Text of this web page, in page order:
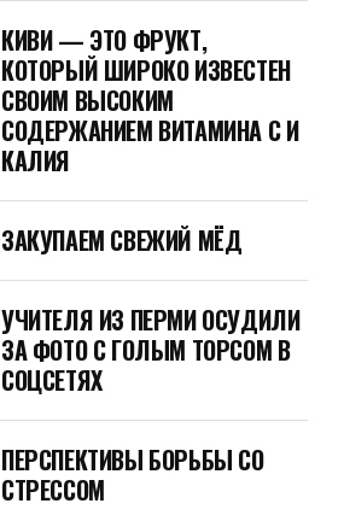
КИВИ — ЭТО ФРУКТ,
КОТОРЫЙ ШИРОКО ИЗВЕСТЕН
СВОИМ ВЫСОКИМ
СОДЕРЖАНИЕМ ВИТАМИНА C И
КАЛИЯ
ЗАКУПАЕМ СВЕЖИЙ МЁД
УЧИТЕЛЯ ИЗ ПЕРМИ ОСУДИЛИ
ЗА ФОТО С ГОЛЫМ ТОРСОМ В
СОЦСЕТЯХ
ПЕРСПЕКТИВЫ БОРЬБЫ СО
СТРЕССОМ